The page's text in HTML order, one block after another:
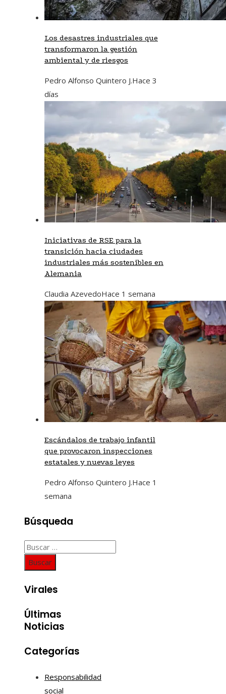
Los desastres industriales que
transformaron la gestión
ambiental y de riesgos
Pedro Alfonso Quintero J.Hace 3
días
Iniciativas de RSE para la
transición hacia ciudades
industriales más sostenibles en
Alemania
Claudia AzevedoHace 1 semana
Escándalos de trabajo infantil
que provocaron inspecciones
estatales y nuevas leyes
Pedro Alfonso Quintero J.Hace 1
semana
Búsqueda
Buscar:
Virales
Últimas
Noticias
Categorías
Responsabilidad
social